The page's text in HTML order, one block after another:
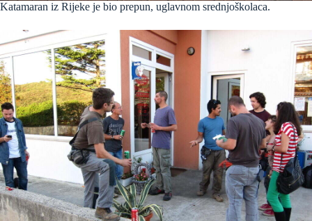
Katamaran iz Rijeke je bio prepun, uglavnom srednjoškolaca.